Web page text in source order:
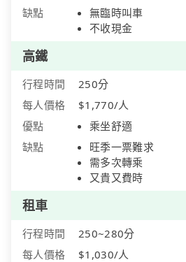
缺點
無臨時叫車
不收現金
高鐵
行程時間
250分
每人價格
$1,770/人
優點
乘坐舒適
缺點
旺季一票難求
需多次轉乘
又貴又費時
租車
行程時間
250~280分
每人價格
$1,030/人